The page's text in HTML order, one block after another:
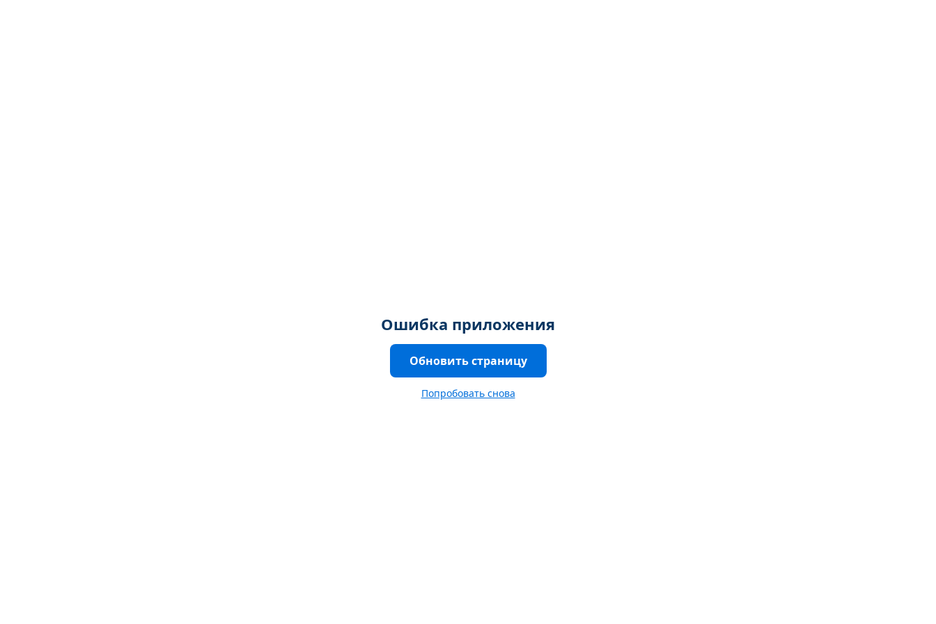
Ошибка приложения
Обновить страницу
Попробовать снова